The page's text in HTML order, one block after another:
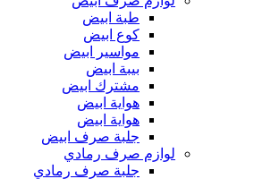
طبة ابيض
كوع ابيض
مواسير ابيض
بيبة ابيض
مشترك ابيض
هواية ابيض
هواية ابيض
جلبة صرف ابيض
لوازم صرف رمادي
جلبة صرف رمادي